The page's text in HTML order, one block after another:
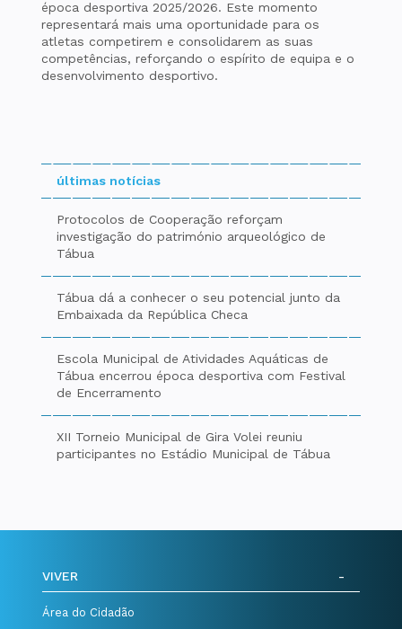
época desportiva 2025/2026. Este momento
representará mais uma oportunidade para os
atletas competirem e consolidarem as suas
competências, reforçando o espírito de equipa e o
desenvolvimento desportivo.
últimas notícias
Protocolos de Cooperação reforçam
investigação do património arqueológico de
Tábua
Tábua dá a conhecer o seu potencial junto da
Embaixada da República Checa
Escola Municipal de Atividades Aquáticas de
Tábua encerrou época desportiva com Festival
de Encerramento
XII Torneio Municipal de Gira Volei reuniu
participantes no Estádio Municipal de Tábua
VIVER
Área do Cidadão